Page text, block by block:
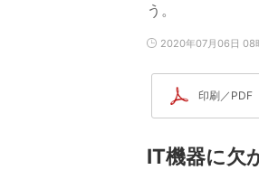
う。
2020年07月06日 08
印刷／PDF
IT機器に欠